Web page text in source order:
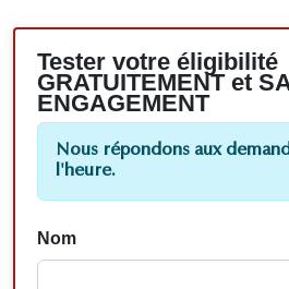
Tester votre éligibilité
GRATUITEMENT et
ENGAGEMENT
Nous répondons aux
l'heure.
Nom